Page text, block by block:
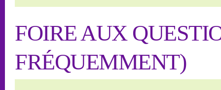
FOIRE AUX
FRÉQUEMMENT)